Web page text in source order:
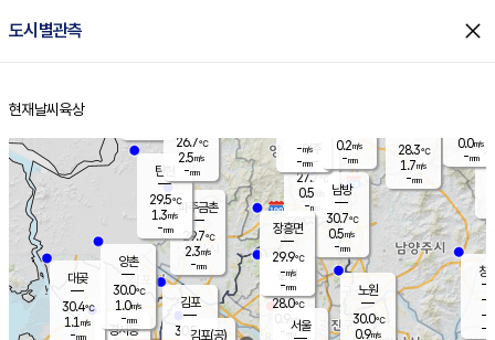
도시별관측 close
홈
현재날씨 육상
양주
27.7℃
0.5
-mm
경서동
파주금촌
29.7℃
2.3m/s
-mm
28.3℃
1.7m/s
-mm
대곶
30.4℃
1.1 m/s
-mm
창
-
-m/
-
탄현
29.5℃
1.3m/s
-mm
0.0m/s
-mm
김포
30.5℃
양촌
30.0℃
1.0m/s
-mm
은평
28.0℃
0.9 m/s
- mm
노원
30.0℃
0.9m/s
남방
30.7℃
0.5m/s
-mm
장흥면
29.9℃
-m/s
-mm
-m/s
-mm
김포(공)
서울
26.7℃
2.5m/s
-mm
0.2m/s
-mm